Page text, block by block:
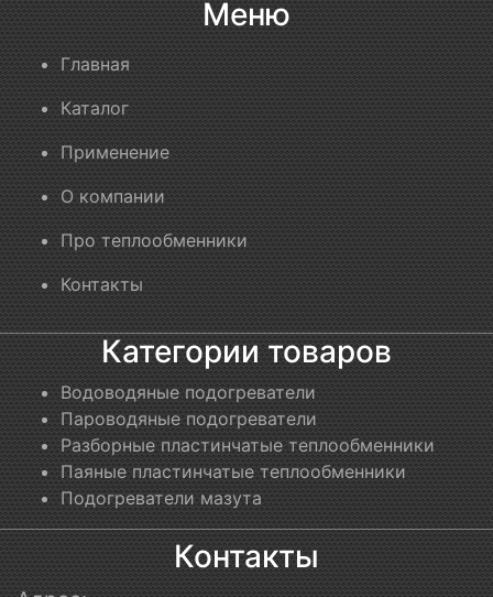
Меню
Главная
Каталог
Применение
О компании
Про теплообменники
Контакты
Категории товаров
Водоводяные подогреватели
Пароводяные подогреватели
Разборные пластинчатые теплообменники
Паяные пластинчатые теплообменники
Подогреватели мазута
Контакты